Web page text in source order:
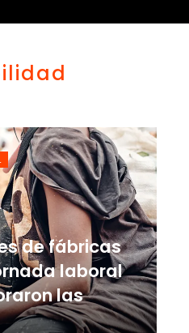
de fábricas
laboral
las